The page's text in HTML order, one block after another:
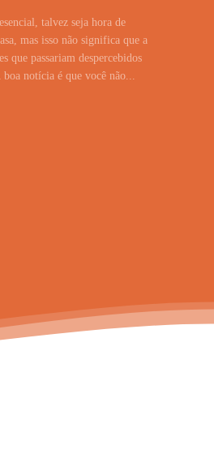
talvez seja hora de
mas isso não significa que a
que passariam despercebidos
notícia é que você não...